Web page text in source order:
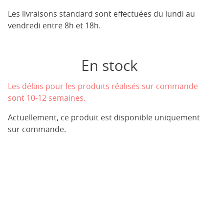
Les livraisons standard sont effectuées du lundi au
vendredi entre 8h et 18h.
En stock
Les délais pour les produits réalisés sur commande
sont 10-12 semaines.
Actuellement, ce produit est disponible uniquement
sur commande.